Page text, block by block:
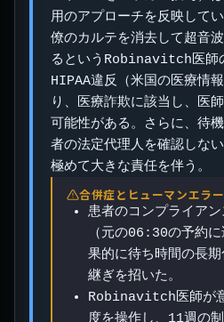
用のアプローチを反映して
僚のカルテを消去して超音
るというRobinavitch医師
HIPAA違反（米国の医療情
り、医療詐欺に該当し、医
可能性がある。さらに、待
者の法定代理人を確認しな
極めて大きな責任を伴う。
合併症とヒューマンエラー
患者のコンプライア
（元の06:30の予約
果的に待ち時間の長
継ぎを招いた。
Robinavitch医師が
度を操作し、11週の